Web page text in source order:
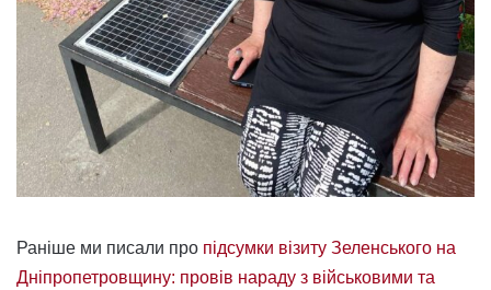
Раніше ми писали про підсумки візиту Зеленського на
Дніпропетровщину: провів нараду з військовими та